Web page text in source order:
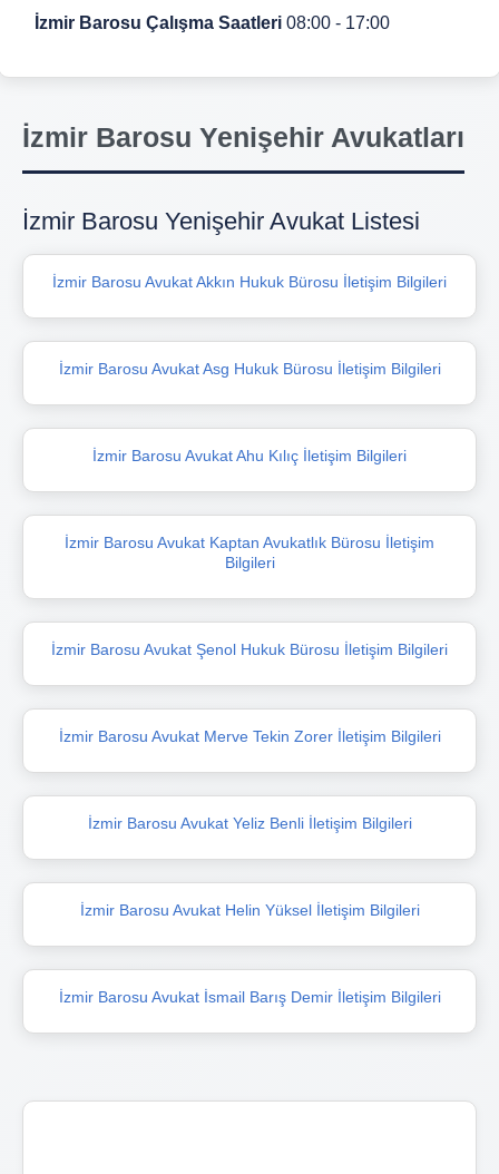
İzmir Barosu Çalışma Saatleri 08:00 - 17:00
İzmir Barosu Yenişehir Avukatları
İzmir Barosu Yenişehir Avukat Listesi
İzmir Barosu Avukat Akkın Hukuk Bürosu İletişim Bilgileri
İzmir Barosu Avukat Asg Hukuk Bürosu İletişim Bilgileri
İzmir Barosu Avukat Ahu Kılıç İletişim Bilgileri
İzmir Barosu Avukat Kaptan Avukatlık Bürosu İletişim
Bilgileri
İzmir Barosu Avukat Şenol Hukuk Bürosu İletişim Bilgileri
İzmir Barosu Avukat Merve Tekin Zorer İletişim Bilgileri
İzmir Barosu Avukat Yeliz Benli İletişim Bilgileri
İzmir Barosu Avukat Helin Yüksel İletişim Bilgileri
İzmir Barosu Avukat İsmail Barış Demir İletişim Bilgileri